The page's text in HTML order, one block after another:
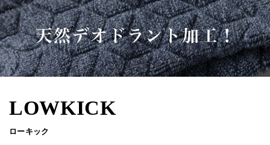
LOWKICK
ローキック